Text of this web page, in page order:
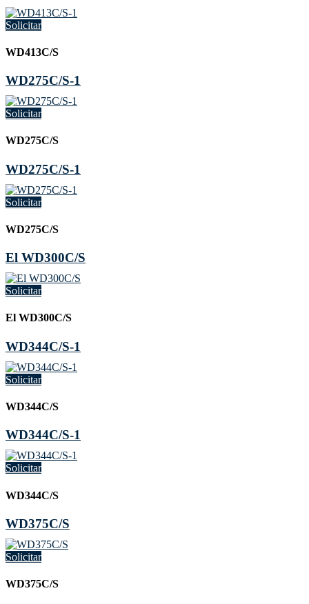
Solicitar
WD413C/S
WD275C/S-1
Solicitar
WD275C/S
WD275C/S-1
Solicitar
WD275C/S
El WD300C/S
Solicitar
El WD300C/S
WD344C/S-1
Solicitar
WD344C/S
WD344C/S-1
Solicitar
WD344C/S
WD375C/S
Solicitar
WD375C/S